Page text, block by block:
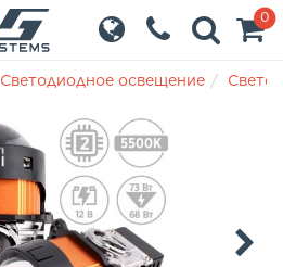
0
Светодиодное освещение